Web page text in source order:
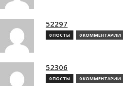
52297
0 ПОСТЫ 0 КОММЕНТАРИИ
52306
0 ПОСТЫ 0 КОММЕНТАРИИ